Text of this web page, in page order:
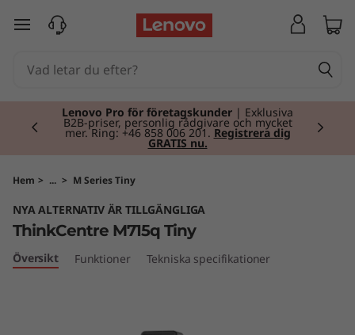
T
C
e
n
hoppa vidare till huvudinnehållet
Lenovo Pro för företagskunder | Exklusiva
B2B-priser, personlig rådgivare och mycket
mer. Ring: +46 858 006 201. Registrera dig
GRATIS nu.
Currently displaying item 2 of 2
Hem > ... > M Series Tiny
NYA ALTERNATIV ÄR TILLGÄNGLIGA
ThinkCentre M715q Tiny
Översikt Funktioner Tekniska specifikationer